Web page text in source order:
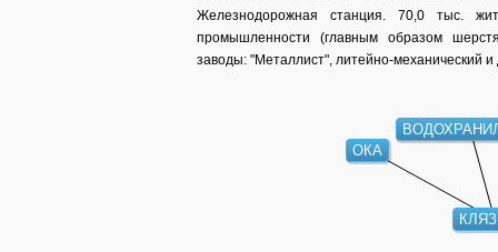
Железнодорожная станция. 70,0 тыс.
промышленности (главным образом
заводы: "Металлист", литейно-механический
ОКА